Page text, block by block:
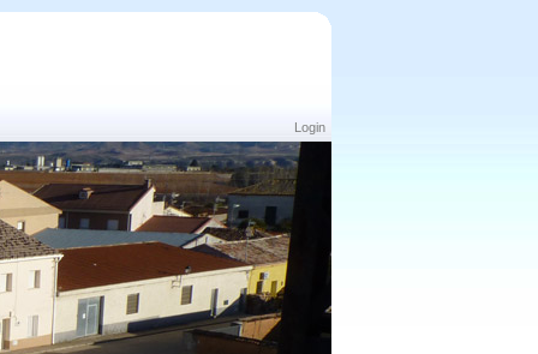
Login